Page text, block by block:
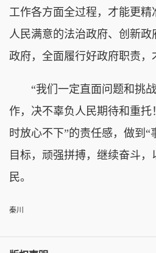
工作各方面全过程，才能更
人民满意的法治政府、创新
政府，全面履行好政府职责，
“我们一定直面问题和挑战
作，决不辜负人民期待和重托
时放心不下”的责任感，做到“
目标，顽强拼搏，继续奋斗
民。
秦川